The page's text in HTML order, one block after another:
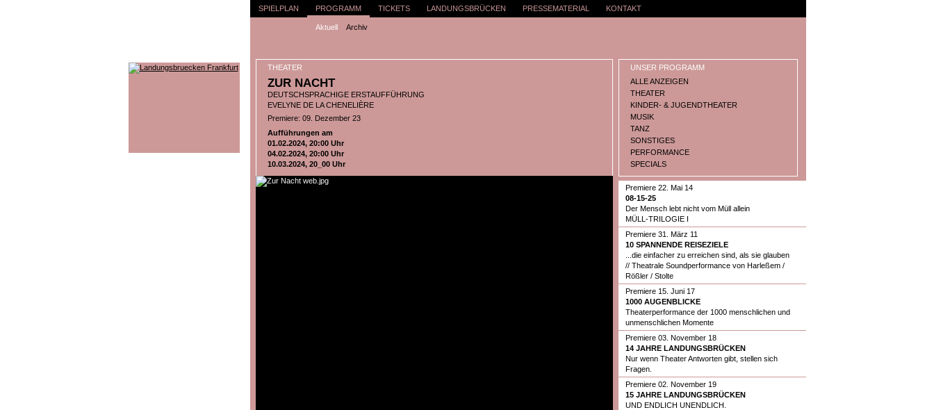
SPIELPLAN PROGRAMM
Aktuell Archiv
TICKETS LANDUNGSBRÜCKEN PRESSEMATERIAL KONTAKT
THEATER
ZUR NACHT
DEUTSCHSPRACHIGE ERSTAUFFÜHRUNG
EVELYNE DE LA CHENELIÈRE
Premiere: 09. Dezember 23
Aufführungen am
01.02.2024, 20:00 Uhr
04.02.2024, 20:00 Uhr
10.03.2024, 20_00 Uhr
UNSER PROGRAMM
ALLE ANZEIGEN
THEATER
KINDER- & JUGENDTHEATER
MUSIK
TANZ
SONSTIGES
PERFORMANCE
SPECIALS
Premiere 22. Mai 14
08-15-25
Der Mensch lebt nicht vom Müll allein
MÜLL-TRILOGIE I
Premiere 31. März 11
10 SPANNENDE REISEZIELE
...die einfacher zu erreichen sind, als sie glauben
// Theatrale Soundperformance von Harleßem /
Rößler / Stolte
Premiere 15. Juni 17
1000 AUGENBLICKE
Theaterperformance der 1000 menschlichen und
unmenschlichen Momente
Premiere 03. November 18
14 JAHRE LANDUNGSBRÜCKEN
Nur wenn Theater Antworten gibt, stellen sich
Fragen.
Premiere 02. November 19
15 JAHRE LANDUNGSBRÜCKEN
UND ENDLICH UNENDLICH.